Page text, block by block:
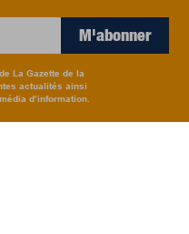
M'abonner
La Gazette de la
actualités ainsi
d’information.